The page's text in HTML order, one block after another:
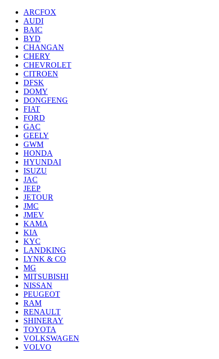
ARCFOX
AUDI
BAIC
BYD
CHANGAN
CHERY
CHEVROLET
CITROEN
DFSK
DOMY
DONGFENG
FIAT
FORD
GAC
GEELY
GWM
HONDA
HYUNDAI
ISUZU
JAC
JEEP
JETOUR
JMC
JMEV
KAMA
KIA
KYC
LANDKING
LYNK & CO
MG
MITSUBISHI
NISSAN
PEUGEOT
RAM
RENAULT
SHINERAY
TOYOTA
VOLKSWAGEN
VOLVO